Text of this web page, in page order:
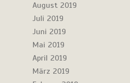
August 2019
Juli 2019
Juni 2019
Mai 2019
April 2019
März 2019